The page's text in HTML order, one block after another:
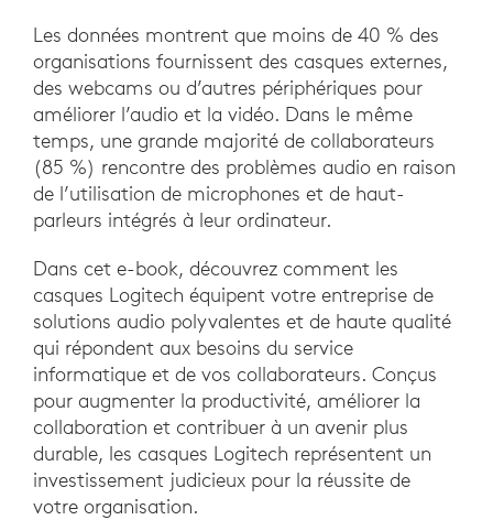
Les données montrent que moins de 40 % des
organisations fournissent des casques externes,
des webcams ou d’autres périphériques pour
améliorer l’audio et la vidéo. Dans le même
temps, une grande majorité de collaborateurs
(85 %) rencontre des problèmes audio en raison
de l’utilisation de microphones et de haut-
parleurs intégrés à leur ordinateur.
Dans cet e-book, découvrez comment les
casques Logitech équipent votre entreprise de
solutions audio polyvalentes et de haute qualité
qui répondent aux besoins du service
informatique et de vos collaborateurs. Conçus
pour augmenter la productivité, améliorer la
collaboration et contribuer à un avenir plus
durable, les casques Logitech représentent un
investissement judicieux pour la réussite de
votre organisation.